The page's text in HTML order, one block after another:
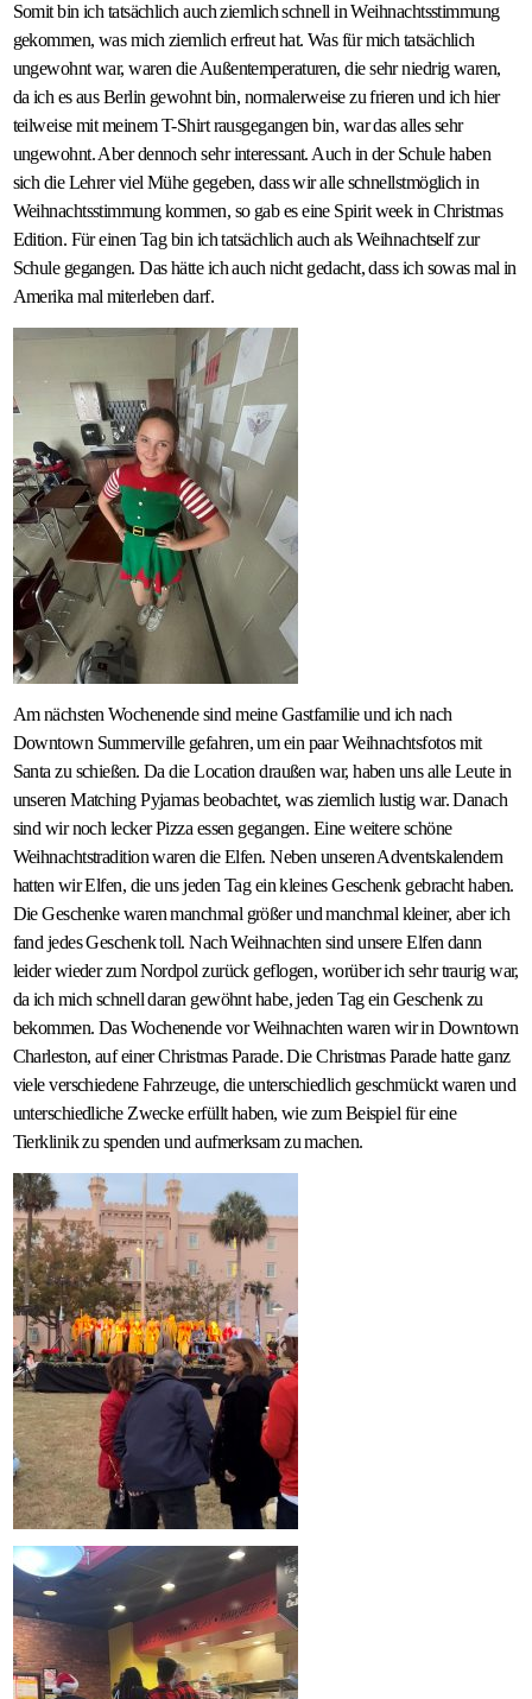
Somit bin ich tatsächlich auch ziemlich schnell in Weihnachtsstimmung
gekommen, was mich ziemlich erfreut hat. Was für mich tatsächlich
ungewohnt war, waren die Außentemperaturen, die sehr niedrig waren,
da ich es aus Berlin gewohnt bin, normalerweise zu frieren und ich hier
teilweise mit meinem T-Shirt rausgegangen bin, war das alles sehr
ungewohnt. Aber dennoch sehr interessant. Auch in der Schule haben
sich die Lehrer viel Mühe gegeben, dass wir alle schnellstmöglich in
Weihnachtsstimmung kommen, so gab es eine Spirit week in Christmas
Edition. Für einen Tag bin ich tatsächlich auch als Weihnachtself zur
Schule gegangen. Das hätte ich auch nicht gedacht, dass ich sowas mal in
Amerika mal miterleben darf.
Am nächsten Wochenende sind meine Gastfamilie und ich nach
Downtown Summerville gefahren, um ein paar Weihnachtsfotos mit
Santa zu schießen. Da die Location draußen war, haben uns alle Leute in
unseren Matching Pyjamas beobachtet, was ziemlich lustig war. Danach
sind wir noch lecker Pizza essen gegangen. Eine weitere schöne
Weihnachtstradition waren die Elfen. Neben unseren Adventskalendern
hatten wir Elfen, die uns jeden Tag ein kleines Geschenk gebracht haben.
Die Geschenke waren manchmal größer und manchmal kleiner, aber ich
fand jedes Geschenk toll. Nach Weihnachten sind unsere Elfen dann
leider wieder zum Nordpol zurück geflogen, worüber ich sehr traurig war,
da ich mich schnell daran gewöhnt habe, jeden Tag ein Geschenk zu
bekommen. Das Wochenende vor Weihnachten waren wir in Downtown
Charleston, auf einer Christmas Parade. Die Christmas Parade hatte ganz
viele verschiedene Fahrzeuge, die unterschiedlich geschmückt waren und
unterschiedliche Zwecke erfüllt haben, wie zum Beispiel für eine
Tierklinik zu spenden und aufmerksam zu machen.